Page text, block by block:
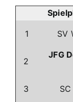
1 SV
2
JFG
3